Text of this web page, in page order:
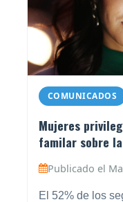
COMUNICADOS
Mujeres
familar sobre
Publicado el
El 52% de los